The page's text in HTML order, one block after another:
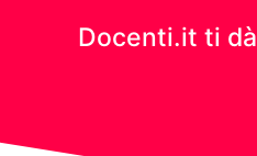
Docenti.it ti